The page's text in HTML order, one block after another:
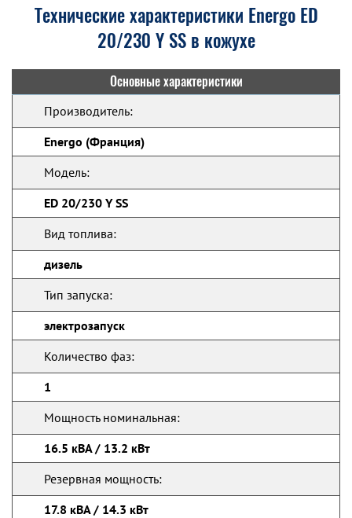
Технические характеристики Energo ED
20/230 Y SS в кожухе
Основные характеристики
Производитель:
Energo (Франция)
Модель:
ED 20/230 Y SS
Вид топлива:
дизель
Тип запуска:
электрозапуск
Количество фаз:
1
Мощность номинальная:
16.5 кВА / 13.2 кВт
Резервная мощность:
17.8 кВА / 14.3 кВт